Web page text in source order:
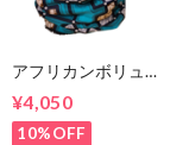
アフリカンボリュー
¥4,050
10%OFF